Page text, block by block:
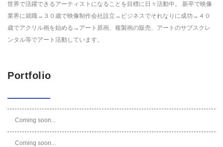
世界で活躍できるアーティストになることを目標に日々活動中。 新卒で映像
業界に就職→３０歳で映像制作会社設立→ビジネスでそれなりに成功→４０
歳でアクリル画を始める→アート原画、複製画の販売、アートのサブスクレ
ンタル等でアート活動しています。
Portfolio
Coming soon...
Coming soon...